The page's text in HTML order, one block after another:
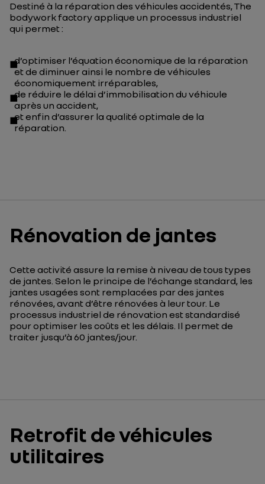
Destiné à la réparation des véhicules accidentés, The
bodywork factory applique un processus industriel
qui permet :
d’optimiser l’équation économique de la réparation
et de diminuer ainsi le nombre de véhicules
économiquement irréparables,
de réduire le délai d’immobilisation du véhicule
après un accident,
et enfin d’assurer la qualité optimale de la
réparation.
Rénovation de jantes
Cette activité assure la remise à niveau de tous types
de jantes. Selon le principe de l’échange standard, les
jantes usagées sont remplacées par des jantes
rénovées, avant d’être rénovées à leur tour. Le
processus industriel de rénovation est standardisé
pour optimiser les coûts et les délais. Il permet de
traiter jusqu’à 60 jantes/jour.
Retrofit de véhicules
utilitaires